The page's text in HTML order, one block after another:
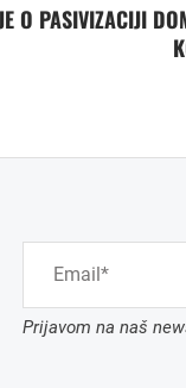
O PASIVIZACIJI
Prijavom na naš